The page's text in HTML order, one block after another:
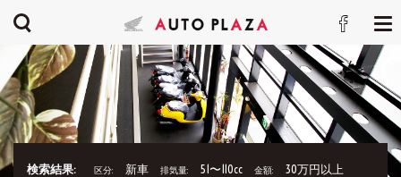
検索結果: 区分: 新車 排気量: 51〜110cc 金額: 30万円以上